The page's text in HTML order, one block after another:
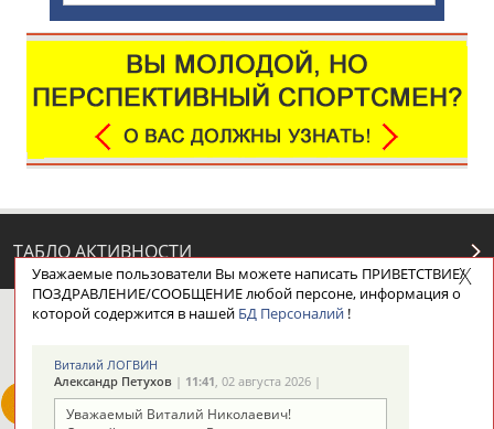
джитсу
ТАБЛО АКТИВНОСТИ
ЦЕЛИ ПРОЕКТА НАШИ КНОПКИ
Уважаемые пользователи Вы можете написать ПРИВЕТСТВИЕ/
ПОЗДРАВЛЕНИЕ/СООБЩЕНИЕ любой персоне, информация о
которой содержится в нашей БД Персоналий!
Виталий ЛОГВИН
Александр Петухов| 11:41, 02 августа 2026 |
Уважаемый Виталий Николаевич!